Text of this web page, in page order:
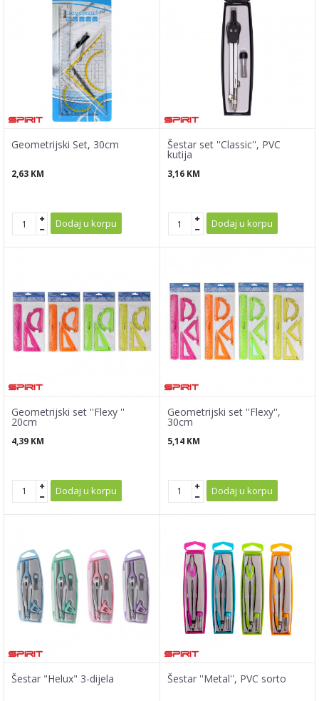
Geometrijski Set, 30cm
2,63 KM
Dodaj u korpu
Šestar set ''Classic'', PVC
kutija
3,16 KM
Dodaj u korpu
Geometrijski set ''Flexy ''
20cm
4,39 KM
Dodaj u korpu
Geometrijski set ''Flexy'',
30cm
5,14 KM
Dodaj u korpu
Šestar "Helux" 3-dijela Šestar ''Metal'', PVC sorto